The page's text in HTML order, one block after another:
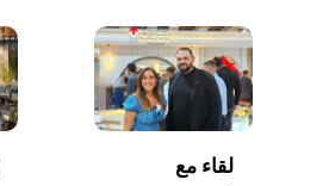
لقاء مع